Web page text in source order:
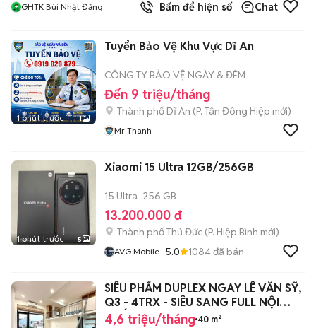
GHTK Bùi Nhật Đăng Bấm để hiện số Chat
1 phút trước 1
Tuyển Bảo Vệ Khu Vực Dĩ An
CÔNG TY BẢO VỆ NGÀY & ĐÊM
Đến 9 triệu/tháng
Thành phố Dĩ An (P. Tân Đông Hiệp mới)
Mr Thanh
1 phút trước 5
Xiaomi 15 Ultra 12GB/256GB
15 Ultra 256 GB
13.200.000 đ
Thành phố Thủ Đức (P. Hiệp Bình mới)
AVG Mobile 5.0 1084đã bán
SIÊU PHẨM DUPLEX NGAY LÊ VĂN SỸ,
Q3 - 4TRX - SIÊU SANG FULL NỘI
THẤT
4,6 triệu/tháng 40 m²